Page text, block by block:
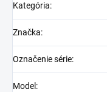
Kategória:
Značka:
Označenie série:
Model :